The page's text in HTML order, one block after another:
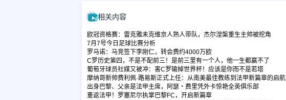
相关内容
欧冠资格赛：雷克雅未克维京人熟人带队，杰尔涅槃重生主帅被挖角
7月7号今日足球比赛分析
罗马诺：马竞签下李刚仁，转会费约4000万欧
C罗历史第四，不是不配前三！是前三里有一个人，他一生都赢不了
葡萄牙球员社媒又被冲：害C罗输掉世界杯！应该是你而不是若塔
摩纳哥新帅费利佩·路易斯正式上任：从南美最佳教练到法甲新篇章的启航
出身巴黎、父亲是法甲主席，阿瑟・费里凭外卡惊艳全英俱乐部
重返法甲！罗塞尼尔执掌巴黎FC，开启新篇章